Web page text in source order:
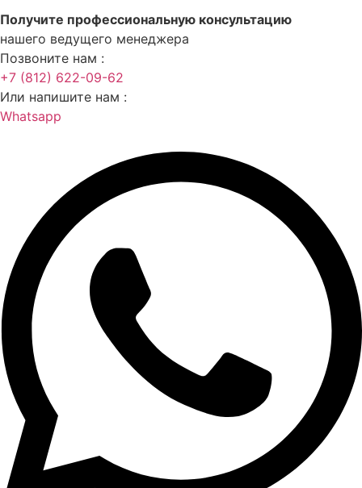
Получите профессиональную консультацию
нашего ведущего менеджера
Позвоните нам :
+7 (812) 622-09-62
Или напишите нам :
Whatsapp